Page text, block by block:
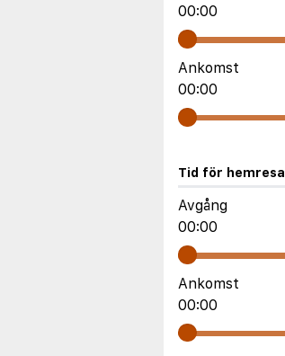
00:00
Ankomst
00:00
Tid för hemresa
Avgång
00:00
Ankomst
00:00